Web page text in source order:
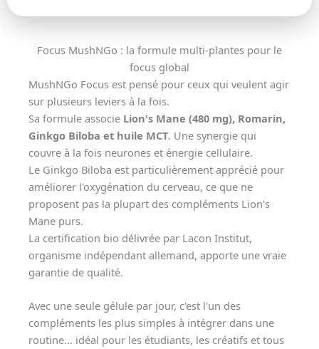
Focus MushNGo : la formule multi-plantes pour le
focus global
MushNGo Focus est pensé pour ceux qui veulent agir
sur plusieurs leviers à la fois.
Sa formule associe Lion's Mane (480 mg), Romarin,
Ginkgo Biloba et huile MCT. Une synergie qui
couvre à la fois neurones et énergie cellulaire.
Le Ginkgo Biloba est particulièrement apprécié pour
améliorer l'oxygénation du cerveau, ce que ne
proposent pas la plupart des compléments Lion's
Mane purs.
La certification bio délivrée par Lacon Institut,
organisme indépendant allemand, apporte une vraie
garantie de qualité.
Avec une seule gélule par jour, c'est l'un des
compléments les plus simples à intégrer dans une
routine... idéal pour les étudiants, les créatifs et tous